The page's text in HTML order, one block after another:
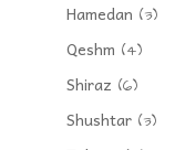
Hamedan (3)
Qeshm (4)
Shiraz (6)
Shushtar(3)